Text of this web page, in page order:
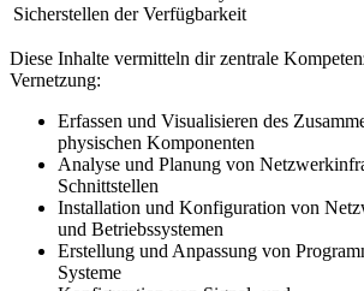
Sicherstellen der Verfügbarkeit
Diese Inhalte vermitteln dir zentrale
Vernetzung:
Erfassen und Visualisieren des
physischen Komponenten
Analyse und Planung von
Schnittstellen
Installation und Konfiguration von
und Betriebssystemen
Erstellung und Anpassung von
Systeme